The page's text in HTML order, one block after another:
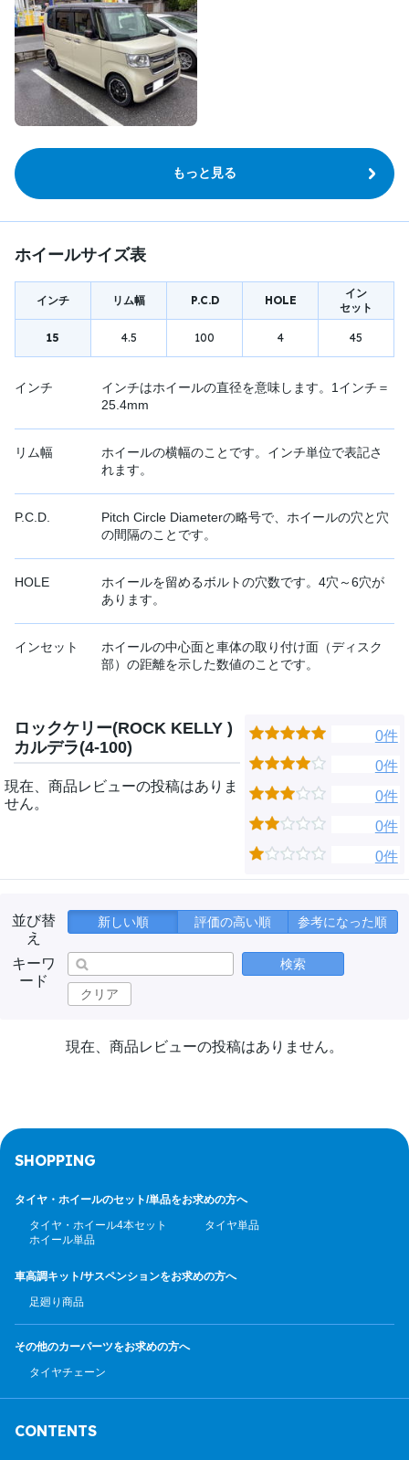
もっと見る
ホイールサイズ表
インチ リム幅 P.C.D HOLE
イン
セット
15 4.5 100 4 45
インチ
インチはホイールの直径を意味します。1インチ＝
25.4mm
リム幅
ホイールの横幅のことです。インチ単位で表記さ
れます。
P.C.D.
Pitch Circle Diameterの略号で、ホイールの穴と穴
の間隔のことです。
HOLE
ホイールを留めるボルトの穴数です。4穴～6穴が
あります。
インセット
ホイールの中心面と車体の取り付け面（ディスク
部）の距離を示した数値のことです。
ロックケリー(ROCK KELLY )
カルデラ(4-100)
現在、商品レビューの投稿はありま
せん。
0件
0件
0件
0件
0件
並び替
え
新しい順 評価の高い順 参考になった順
キーワ
ード
検索
クリア
現在、商品レビューの投稿はありません。
SHOPPING
タイヤ・ホイールのセット/単品をお求めの方へ
タイヤ・ホイール4本セット
タイヤ単品
ホイール単品
車高調キット/サスペンションをお求めの方へ
足廻り商品
その他のカーパーツをお求めの方へ
タイヤチェーン
CONTENTS